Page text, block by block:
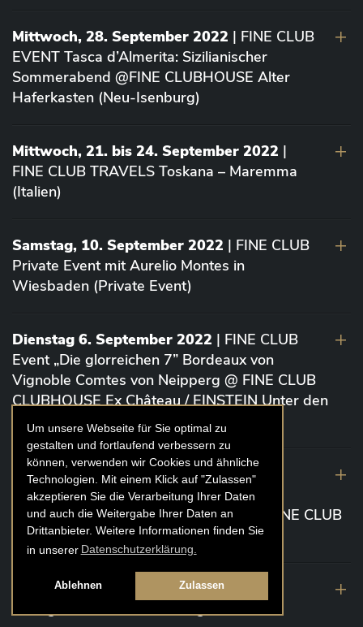
Um unsere Webseite für Sie optimal zu
gestalten und fortlaufend verbessern zu
können, verwenden wir Cookies und ähnliche
Technologien. Mit einem Klick auf "Zulassen"
akzeptieren Sie die Verarbeitung Ihrer Daten
und auch die Weitergabe Ihrer Daten an
Drittanbieter. Weitere Informationen finden Sie
in unserer Datenschutzerklärung.
Ablehnen Zulassen
Mittwoch, 28. September 2022 | FINE CLUB
EVENT Tasca d’Almerita: Sizilianischer
Sommerabend @FINE CLUBHOUSE Alter
Haferkasten (Neu-Isenburg)
Mittwoch, 21. bis 24. September 2022 |
FINE CLUB TRAVELS Toskana – Maremma
(Italien)
Samstag, 10. September 2022 | FINE CLUB
Private Event mit Aurelio Montes in
Wiesbaden (Private Event)
Dienstag 6. September 2022 | FINE CLUB
Event „Die glorreichen 7” Bordeaux von
Vignoble Comtes von Neipperg @ FINE CLUB
CLUBHOUSE Ex Château / EINSTEIN Unter den
Linden (Berlin)
19. August 2022| FINE CLUB Academy
Caviar „Die glorreichen 7“ Riesling Große
Gewächse von der Mosel aus 2020 @ FINE CLUB
Clubhouse Prunier Cologne (Köln)
29. Juli 2022
| Weinbergwanderung
Weingüter Geheimrat J. Wegeler